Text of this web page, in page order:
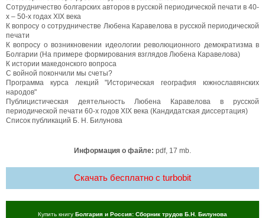
Сотрудничество болгарских авторов в русской периодической печати в 40-
х – 50-х годах XIX века
К вопросу о сотрудничестве Любена Каравелова в русской периодической
печати
К вопросу о возникновении идеологии революционного демократизма в
Болгарии (На примере формирования взглядов Любена Каравелова)
К истории македонского вопроса
С войной покончили мы счеты?
Программа курса лекций "Историческая география южнославянских
народов"
Публицистическая деятельность Любена Каравелова в русской
периодической печати 60-х годов XIX века (Кандидатская диссертация)
Список публикаций Б. Н. Билунова
Информация о файле: pdf, 17 mb.
Скачать бесплатно c turbobit
Купить книгу Болгария и Россия: Сборник трудов Б.Н. Билунова